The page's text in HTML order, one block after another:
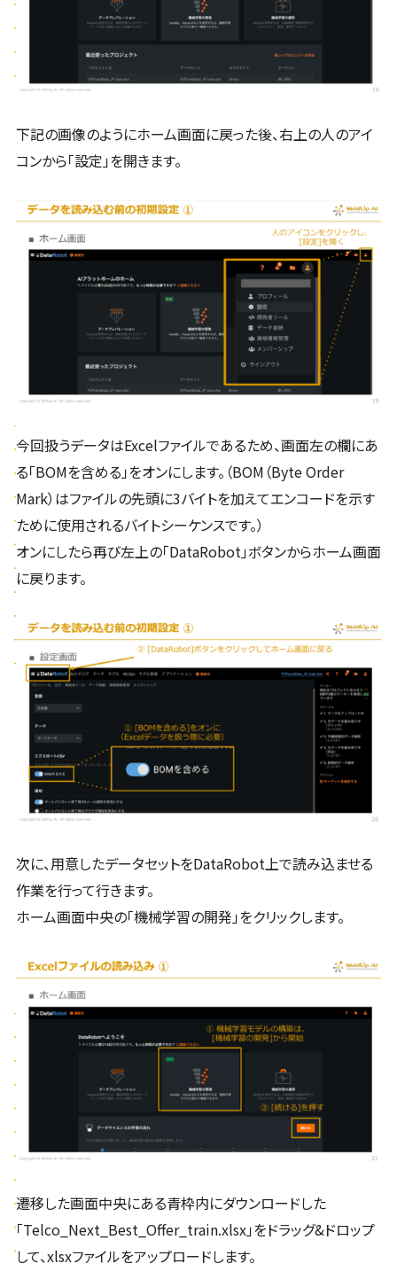
下記の画像のようにホーム画面に戻った後、右上の人のアイ
コンから「設定」を開きます。
今回扱うデータはExcelファイルであるため、画面左の欄にあ
る「BOMを含める」をオンにします。（BOM（Byte Order
Mark）はファイルの先頭に3バイトを加えてエンコードを示す
ために使用されるバイトシーケンスです。）
オンにしたら再び左上の「DataRobot」ボタンからホーム画面
に戻ります。
次に、用意したデータセットをDataRobot上で読み込ませる
作業を行って行きます。
ホーム画面中央の「機械学習の開発」をクリックします。
遷移した画面中央にある青枠内にダウンロードした
「Telco_Next_Best_Offer_train.xlsx」をドラッグ&ドロップ
して、xlsxファイルをアップロードします。